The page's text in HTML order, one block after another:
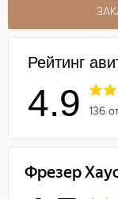
Рейтинг
4.9 136